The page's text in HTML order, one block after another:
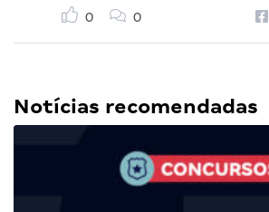
0 0
Notícias recomendadas